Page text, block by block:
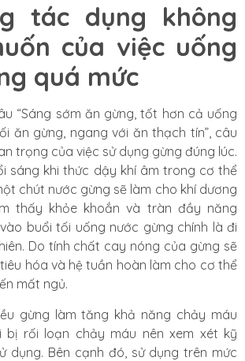
tác dụng không
của việc uống
quá mức
“Sáng sớm ăn gừng, tốt hơn cả uống
ăn gừng, ngang với ăn thạch tín”, câu
trọng của việc sử dụng gừng đúng lúc.
sáng khi thức dậy khí âm trong cơ thể
chút nước gừng sẽ làm cho khí dương
thấy khỏe khoắn và tràn đầy năng
vào buổi tối uống nước gừng chính là đi
Do tính chất cay nóng của gừng sẽ
hóa và hệ tuần hoàn làm cho cơ thể
mất ngủ.
gừng làm tăng khả năng chảy máu
bị rối loạn chảy máu nên xem xét kỹ
dụng. Bên cạnh đó, sử dụng trên mức